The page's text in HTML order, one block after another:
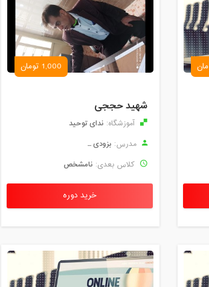
1,000 تومان
شهید حججی
آموزشگاه: ندای توحید
مدرس: بزودی ...
کلاس بعدی: نامشخص
خرید دوره